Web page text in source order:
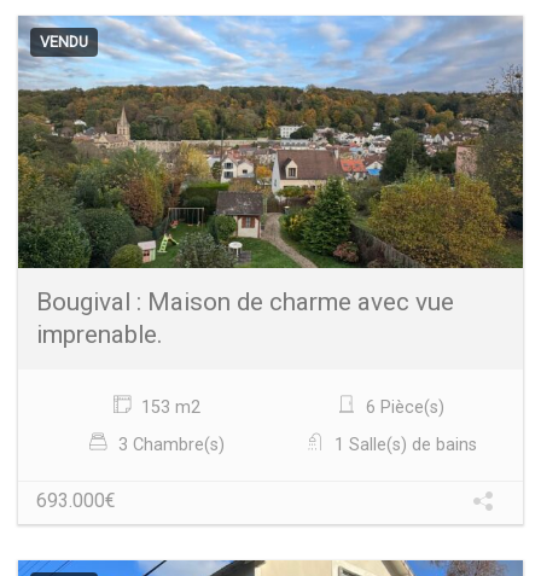
VENDU
Bougival : Maison de charme avec vue
imprenable.
153 m2
6 Pièce(s)
3 Chambre(s)
1 Salle(s) de bains
693.000€